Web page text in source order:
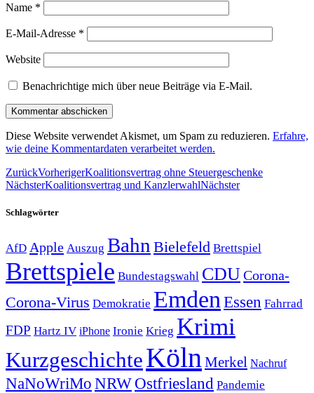
Name *
E-Mail-Adresse *
Website
Benachrichtige mich über neue Beiträge via E-Mail.
Diese Website verwendet Akismet, um Spam zu reduzieren. Erfahre,
wie deine Kommentardaten verarbeitet werden.
ZurückVorherigerKoalitionsvertrag ohne Steuergeschenke
NächsterKoalitionsvertrag und KanzlerwahlNächster
Schlagwörter
AfD Apple Auszug Bahn Bielefeld Brettspiel
Brettspiele Bundestagswahl CDUCorona-
Corona-Virus Demokratie Emden Essen Fahrrad
FDP Hartz IV iPhone Ironie Krieg Krimi
KurzgeschichteKölnMerkel Nachruf
NaNoWriMo NRWOstfriesland Pandemie